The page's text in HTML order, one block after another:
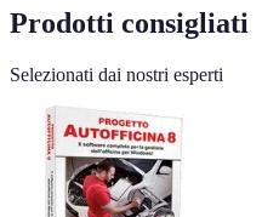
Prodotti consigliati
Selezionati dai nostri esperti